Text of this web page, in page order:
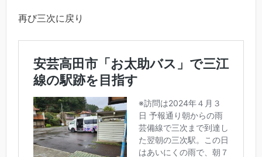
再び三次に戻り